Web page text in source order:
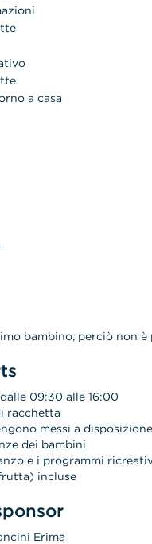
a casa
bambino, perciò non
09:30 alle 16:00
racchetta
messi a disposizione
dei bambini
e i programmi
incluse
Erima